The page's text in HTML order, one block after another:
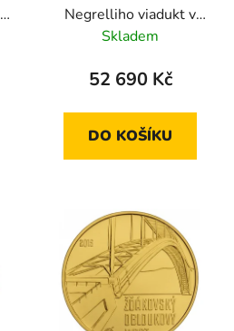
Negrelliho viadukt v
Praze 2012 standard
Skladem
52 690 Kč
DO KOŠÍKU